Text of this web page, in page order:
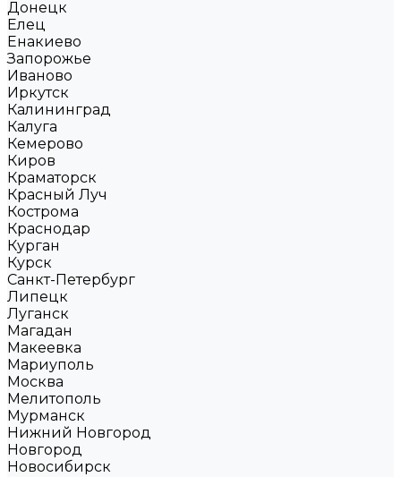
Донецк
Елец
Енакиево
Запорожье
Иваново
Иркутск
Калининград
Калуга
Кемерово
Киров
Краматорск
Красный Луч
Кострома
Краснодар
Курган
Курск
Санкт-Петербург
Липецк
Луганск
Магадан
Макеевка
Мариуполь
Москва
Мелитополь
Мурманск
Нижний Новгород
Новгород
Новосибирск